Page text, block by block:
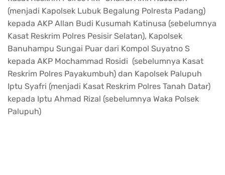
(menjadi Kapolsek Lubuk Begalung Polresta Padang)
kepada AKP Allan Budi Kusumah Katinusa (sebelumnya
Kasat Reskrim Polres Pesisir Selatan), Kapolsek
Banuhampu Sungai Puar dari Kompol Suyatno S
kepada AKP Mochammad Rosidi (sebelumnya Kasat
Reskrim Polres Payakumbuh) dan Kapolsek Palupuh
Iptu Syafri (menjadi Kasat Reskrim Polres Tanah Datar)
kepada Iptu Ahmad Rizal (sebelumnya Waka Polsek
Palupuh)